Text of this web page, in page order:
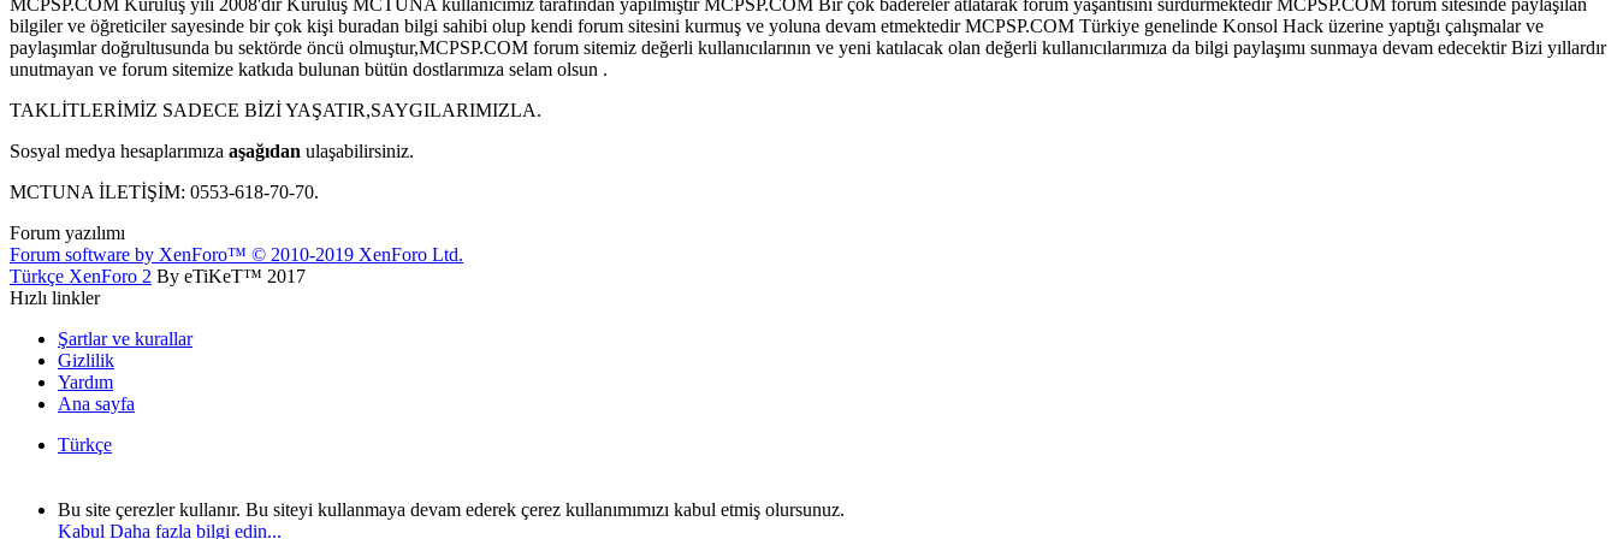
bilgiler ve öğreticiler sayesinde bir çok kişi buradan bilgi sahibi olup kendi forum sitesini kurmuş ve yoluna devam etmektedir MCPSP.COM Türkiye genelinde Konsol Hack üzerine yaptığı çalışmalar ve
paylaşımlar doğrultusunda bu sektörde öncü olmuştur,MCPSP.COM forum sitemiz değerli kullanıcılarının ve yeni katılacak olan değerli kullanıcılarımıza da bilgi paylaşımı sunmaya devam edecektir Bizi yıllardır
unutmayan ve forum sitemize katkıda bulunan bütün dostlarımıza selam olsun .
TAKLİTLERİMİZ SADECE BİZİ YAŞATIR,SAYGILARIMIZLA.
Sosyal medya hesaplarımıza aşağıdan ulaşabilirsiniz.
MCTUNA İLETİŞİM: 0553-618-70-70.
Forum yazılımı
Forum software by XenForo™ © 2010-2019 XenForo Ltd.
Türkçe XenForo 2 By eTiKeT™ 2017
Hızlı linkler
Şartlar ve kurallar
Gizlilik
Yardım
Ana sayfa
Türkçe
Bu site çerezler kullanır. Bu siteyi kullanmaya devam ederek çerez kullanımımızı kabul etmiş olursunuz.
Kabul Daha fazla bilgi edin...